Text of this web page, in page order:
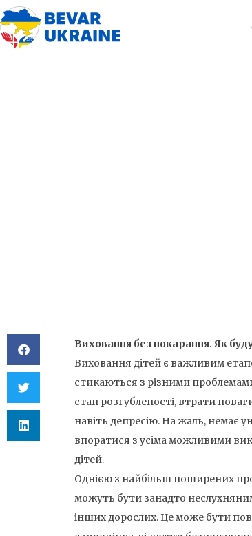
Виховання без покарання. Як
Виховання дітей є важливим
стикаються з різними
стан розгубленості, втрати
навіть депресію. На жаль, немає
впоратися з усіма можливими
дітей.
Однією з найбільш поширених
можуть бути занадто
інших дорослих. Це може бути